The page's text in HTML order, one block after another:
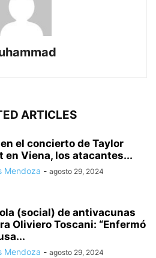
ARTICLES
el concierto de Taylor
en Viena, los atacantes...
Mendoza - agosto 29, 2024
(social) de antivacunas
Oliviero Toscani: “Enfermó
Mendoza - agosto 29, 2024